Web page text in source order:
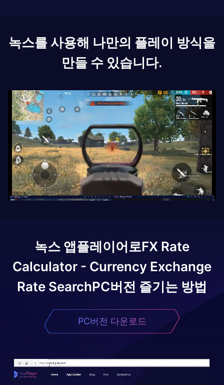
녹스를 사용해 나만의 플레이 방식을
만들 수 있습니다.
녹스 앱플레이어로FX Rate
Calculator - Currency Exchange
Rate SearchPC버전 즐기는 방법
PC버전 다운로드